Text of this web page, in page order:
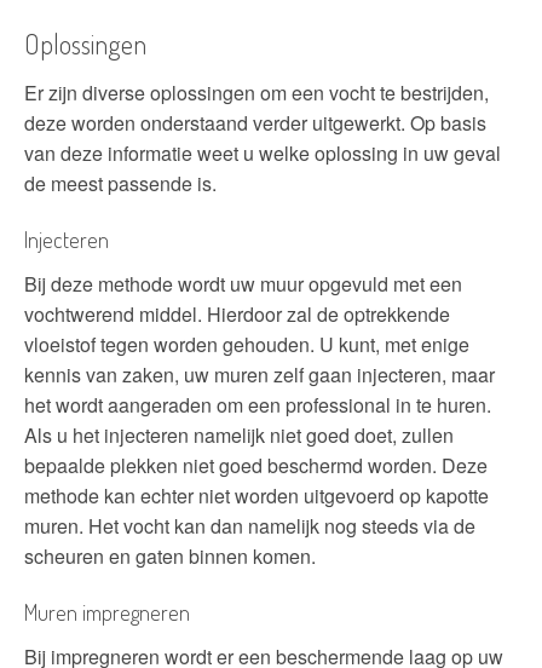
Oplossingen
Er zijn diverse oplossingen om een vocht te bestrijden,
deze worden onderstaand verder uitgewerkt. Op basis
van deze informatie weet u welke oplossing in uw geval
de meest passende is.
Injecteren
Bij deze methode wordt uw muur opgevuld met een
vochtwerend middel. Hierdoor zal de optrekkende
vloeistof tegen worden gehouden. U kunt, met enige
kennis van zaken, uw muren zelf gaan injecteren, maar
het wordt aangeraden om een professional in te huren.
Als u het injecteren namelijk niet goed doet, zullen
bepaalde plekken niet goed beschermd worden. Deze
methode kan echter niet worden uitgevoerd op kapotte
muren. Het vocht kan dan namelijk nog steeds via de
scheuren en gaten binnen komen.
Muren impregneren
Bij impregneren wordt er een beschermende laag op uw